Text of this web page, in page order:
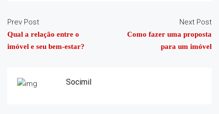
Prev Post
Qual a relação entre o
imóvel e seu bem-estar?
Next Post
Como fazer uma proposta
para um imóvel
Socimil